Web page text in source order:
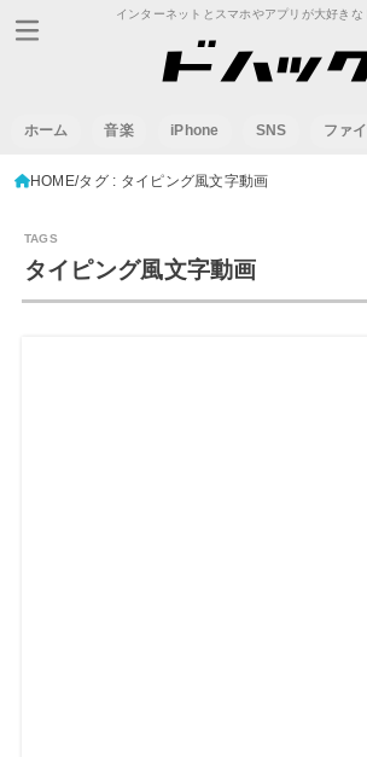
インターネットとスマホやアプリが大好きな
ホーム 音楽 iPhone SNS ファ
HOME タグ : タイピング風文字動画
タイピング風文字動画